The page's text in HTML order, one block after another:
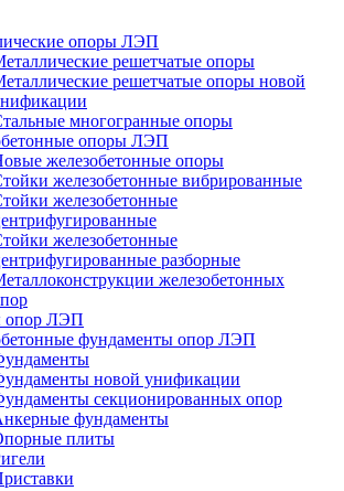
опоры ЛЭП
решетчатые опоры
решетчатые опоры новой
многогранные опоры
опоры ЛЭП
железобетонные опоры
железобетонные вибрированные
железобетонные
железобетонные
разборные
железобетонных
опор ЛЭП
фундаменты опор ЛЭП
новой унификации
секционированных опор
фундаменты
плиты